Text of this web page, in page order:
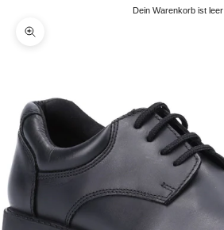
Dein Warenkorb ist leer
Bild vergrößern